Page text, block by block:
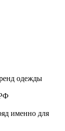
одежды
именно для